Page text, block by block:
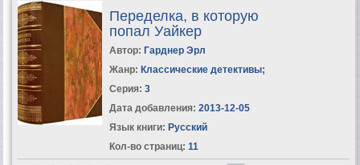
Переделка, в которую
попал Уайкер
Автор: Гарднер Эрл
Жанр: Классические детективы;
Серия: 3
Дата добавления: 2013-12-05
Язык книги: Русский
Кол-во страниц: 11